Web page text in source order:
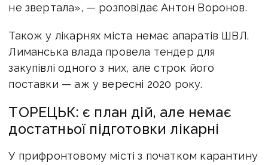
не звертала», — розповідає Антон Воронов.
Також у лікарнях міста немає апаратів ШВЛ.
Лиманська влада провела тендер для
закупівлі одного з них, але строк його
поставки — аж у вересні 2020 року.
ТОРЕЦЬК: є план дій, але немає
достатньої підготовки лікарні
У прифронтовому місті з початком карантину